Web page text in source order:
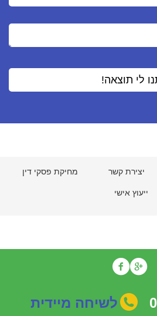
יצירת קשר מחיקת פסקי דין
ייעוץ אישי
לשיחה מיידית